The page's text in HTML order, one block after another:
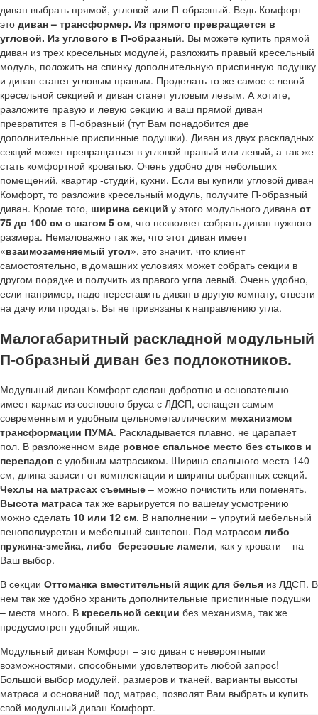
диван выбрать прямой, угловой или П-образный. Ведь Комфорт –
это диван – трансформер. Из прямого превращается в
угловой. Из углового в П-образный. Вы можете купить прямой
диван из трех кресельных модулей, разложить правый кресельный
модуль, положить на спинку дополнительную приспинную подушку
и диван станет угловым правым. Проделать то же самое с левой
кресельной секцией и диван станет угловым левым. А хотите,
разложите правую и левую секцию и ваш прямой диван
превратится в П-образный (тут Вам понадобится две
дополнительные приспинные подушки). Диван из двух раскладных
секций может превращаться в угловой правый или левый, а так же
стать комфортной кроватью. Очень удобно для небольших
помещений, квартир -студий, кухни. Если вы купили угловой диван
Комфорт, то разложив кресельный модуль, получите П-образный
диван. Кроме того, ширина секций у этого модульного дивана от
75 до 100 см с шагом 5 см, что позволяет собрать диван нужного
размера. Немаловажно так же, что этот диван имеет
«взаимозаменяемый угол», это значит, что клиент
самостоятельно, в домашних условиях может собрать секции в
другом порядке и получить из правого угла левый. Очень удобно,
если например, надо переставить диван в другую комнату, отвезти
на дачу или продать. Вы не привязаны к направлению угла.
Малогабаритный раскладной модульный
П-образный диван без подлокотников.
Модульный диван Комфорт сделан добротно и основательно —
имеет каркас из соснового бруса с ЛДСП, оснащен самым
современным и удобным цельнометаллическим механизмом
трансформации ПУМА. Раскладывается плавно, не царапает
пол. В разложенном виде ровное спальное место без стыков и
перепадов с удобным матрасиком. Ширина спального места 140
см, длина зависит от комплектации и ширины выбранных секций.
Чехлы на матрасах съемные – можно почистить или поменять.
Высота матраса так же варьируется по вашему усмотрению
можно сделать 10 или 12 см. В наполнении – упругий мебельный
пенополиуретан и мебельный синтепон. Под матрасом либо
пружина-змейка, либо березовые ламели, как у кровати – на
Ваш выбор.
В секции Оттоманка вместительный ящик для белья из ЛДСП. В
нем так же удобно хранить дополнительные приспинные подушки
– места много. В кресельной секции без механизма, так же
предусмотрен удобный ящик.
Модульный диван Комфорт – это диван с невероятными
возможностями, способными удовлетворить любой запрос!
Большой выбор модулей, размеров и тканей, варианты высоты
матраса и оснований под матрас, позволят Вам выбрать и купить
свой модульный диван Комфорт.